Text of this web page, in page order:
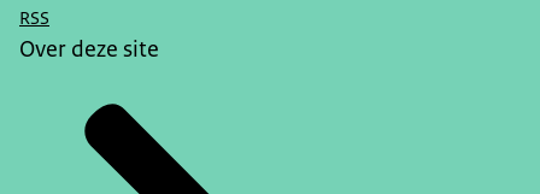
RSS
Over deze site